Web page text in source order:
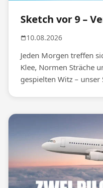
Sketch vor 9 –
10.08.2026
Jeden Morgen treffen
Klee, Normen Sträche
gespielten Witz – unser